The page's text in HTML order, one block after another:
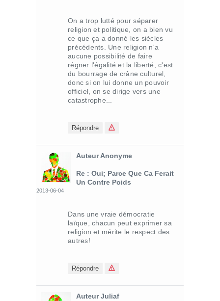
On a trop lutté pour séparer
religion et politique, on a bien vu
ce que ça a donné les siècles
précédents. Une religion n'a
aucune possibilité de faire
régner l'égalité et la liberté, c'est
du bourrage de crâne culturel,
donc si on lui donne un pouvoir
officiel, on se dirige vers une
catastrophe...
Répondre
Auteur Anonyme
Re : Oui; Parce Que Ca Ferait
Un Contre Poids
2013-06-04
Dans une vraie démocratie
laïque, chacun peut exprimer sa
religion et mérite le respect des
autres!
Répondre
Auteur Juliaf